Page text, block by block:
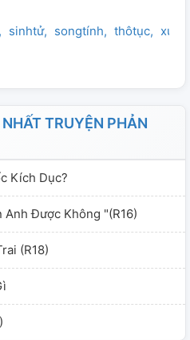
sinhtử songtính thôtục
TRUYỆN PHẢN
Kích Dục?
Được Không "(R16)
(R18)